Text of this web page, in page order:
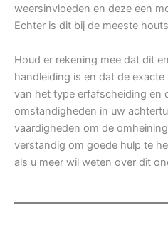
weersinvloeden en deze een
Echter is dit bij de meeste
Houd er rekening mee dat dit
handleiding is en dat de
van het type erfafscheiding en
omstandigheden in uw
vaardigheden om de
verstandig om goede hulp te
als u meer wil weten over dit